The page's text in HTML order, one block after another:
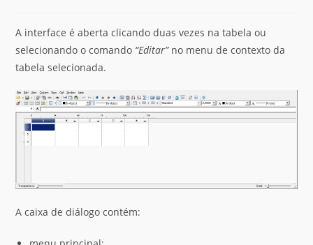
A interface é aberta clicando duas vezes na tabela ou
selecionando o comando “Editar”no menu de contexto da
tabela selecionada.
A caixa de diálogo contém: